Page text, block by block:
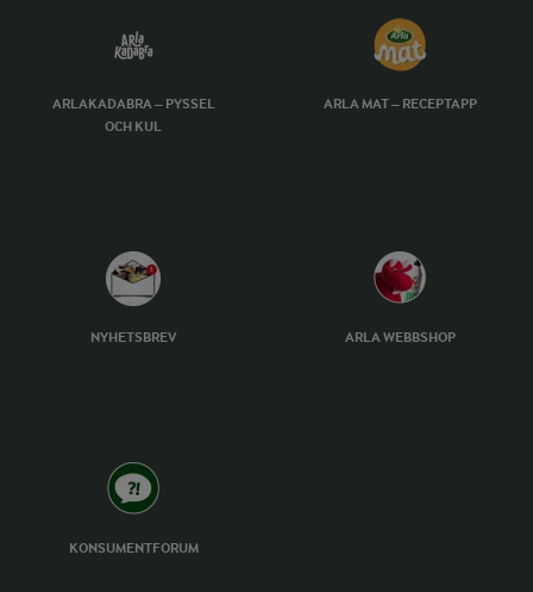
ARLAKADABRA – PYSSEL
OCH KUL
ARLA MAT – RECEPTAPP
NYHETSBREV ARLA WEBBSHOP
KONSUMENTFORUM